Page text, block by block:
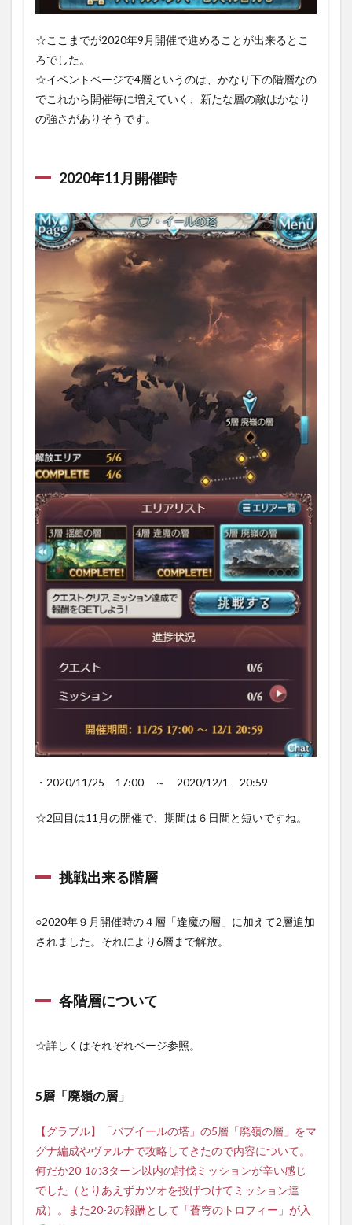
☆ここまでが2020年9月開催で進めることが出来るとこ
ろでした。
☆イベントページで4層というのは、かなり下の階層なの
でこれから開催毎に増えていく、新たな層の敵はかなり
の強さがありそうです。
2020年11月開催時
・2020/11/25 17:00 ～ 2020/12/1 20:59
☆2回目は11月の開催で、期間は６日間と短いですね。
挑戦出来る階層
○2020年９月開催時の４層「逢魔の層」に加えて2層追加
されました。それにより6層まで解放。
各階層について
☆詳しくはそれぞれページ参照。
5層「廃嶺の層」
【グラブル】「バブイールの塔」の5層「廃嶺の層」をマ
グナ編成やヴァルナで攻略してきたので内容について。
何だか20-1の3ターン以内の討伐ミッションが辛い感じ
でした（とりあえずカツオを投げつけてミッション達
成）。また20-2の報酬として「蒼穹のトロフィー」が入